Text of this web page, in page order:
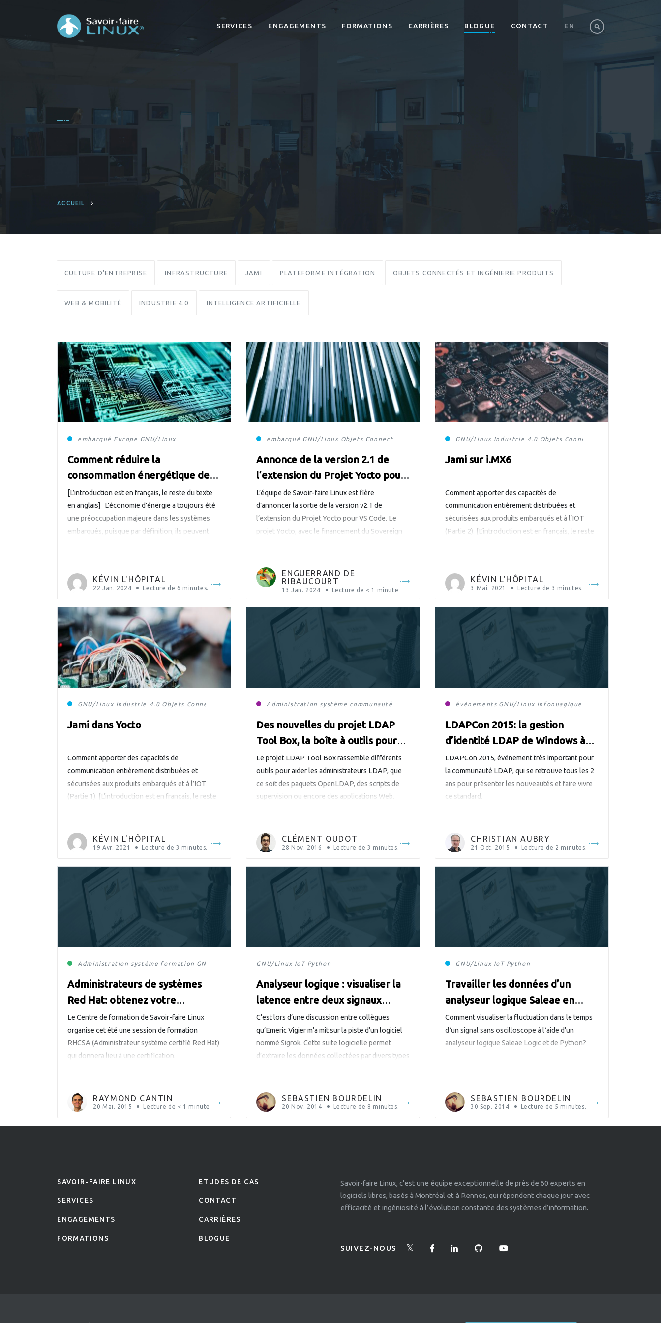
SERVICES ENGAGEMENTS FORMATIONS CARRIÈRES BLOGUE CONTACT EN
ACCUEIL
CULTURE D'ENTREPRISE INFRASTRUCTURE JAMI PLATEFORME INTÉGRATION OBJETS CONNECTÉS ET INGÉNIERIE PRODUITS
WEB & MOBILITÉ INDUSTRIE 4.0 INTELLIGENCE ARTIFICIELLE
embarqué Europe GNU/Linux
Comment réduire la
consommation énergétique de
vos systèmes embarqués
[L’introduction est en français, le reste du texte
en anglais] L’économie d’énergie a toujours été
une préoccupation majeure dans les systèmes
embarqués, puisque par définition, ils peuvent
toujours un ensemble de compromis. En termes
KÉVIN L'HÔPITAL
22 Jan. 2024 Lecture de 6 minutes.
embarqué GNU/Linux Objets Connectés et Ingénierie Produits
Annonce de la version 2.1 de
l’extension du Projet Yocto pour
VS Code
L’équipe de Savoir-faire Linux est fière
d’annoncer la sortie de la version v2.1 de
l’extension du Projet Yocto pour VS Code. Le
projet Yocto, avec le financement du Sovereign
années à venir. Au sein de cette initiative, Savoir-
faire Linux s’est vu confier […]
ENGUERRAND DE
RIBAUCOURT
13 Jan. 2024 Lecture de < 1 minute
GNU/Linux Industrie 4.0 Objets Connectés et Ingénierie
Jami sur i.MX6
Comment apporter des capacités de
communication entièrement distribuées et
sécurisées aux produits embarqués et à l’IOT
(Partie 2). [L’introduction est en français, le reste
l’utilisation de Jami sur tous types d’appareils.
KÉVIN L'HÔPITAL
3 Mai. 2021 Lecture de 3 minutes.
GNU/Linux Industrie 4.0 Objets Connectés et Ingénierie Produits
Jami dans Yocto
Comment apporter des capacités de
communication entièrement distribuées et
sécurisées aux produits embarqués et à l’IOT
(Partie 1). [L’introduction est en français, le reste
Il est disponible sur Windows, MacOS, des
distributions Linux standards comme Ubuntu ou
KÉVIN L'HÔPITAL
19 Avr. 2021 Lecture de 3 minutes.
Administration système communauté
Des nouvelles du projet LDAP
Tool Box, la boîte à outils pour
les annuaires LDAP
Le projet LDAP Tool Box rassemble différents
outils pour aider les administrateurs LDAP, que
ce soit des paquets OpenLDAP, des scripts de
supervision ou encore des applications Web.
description du projet : Même les administrateurs
LDAP ont besoin d’aide Tous les outils proposés
CLÉMENT OUDOT
28 Nov. 2016 Lecture de 3 minutes.
événements GNU/Linux infonuagique
LDAPCon 2015: la gestion
d’identité LDAP de Windows à
Linux en passant par le « cloud »
LDAPCon 2015, événement très important pour
la communauté LDAP, qui se retrouve tous les 2
ans pour présenter les nouveautés et faire vivre
ce standard.
CHRISTIAN AUBRY
21 Oct. 2015 Lecture de 2 minutes.
Administration système formation GNU/Linux
​​​​​Administrateurs de systèmes
Red Hat: obtenez votre
certification!
Le Centre de formation de Savoir-faire Linux
organise cet été une session de formation
RHCSA (Administrateur système certifié Red Hat)
qui donnera lieu à une certification.
RAYMOND CANTIN
20 Mai. 2015 Lecture de < 1 minute
GNU/Linux IoT Python
Analyseur logique : visualiser la
latence entre deux signaux
numériques en temps réel avec
sigrok et matplotlib
C’est lors d’une discussion entre collègues
qu’Emeric Vigier m’a mit sur la piste d’un logiciel
nommé Sigrok. Cette suite logicielle permet
d’extraire les données collectées par divers types
SEBASTIEN BOURDELIN
20 Nov. 2014 Lecture de 8 minutes.
GNU/Linux IoT Python
Travailler les données d’un
analyseur logique Saleae en
Python
Comment visualiser la fluctuation dans le temps
d՚un signal sans oscilloscope à l՚aide d’un
analyseur logique Saleae Logic et de Python?
SEBASTIEN BOURDELIN
30 Sep. 2014 Lecture de 5 minutes.
SAVOIR-FAIRE LINUX
SERVICES
ENGAGEMENTS
FORMATIONS
ETUDES DE CAS
CONTACT
CARRIÈRES
BLOGUE
Savoir-faire Linux, c'est une équipe exceptionnelle de près de 60 experts en
logiciels libres, basés à Montréal et à Rennes, qui répondent chaque jour avec
efficacité et ingéniosité à l’évolution constante des systèmes d’information.
SUIVEZ-NOUS